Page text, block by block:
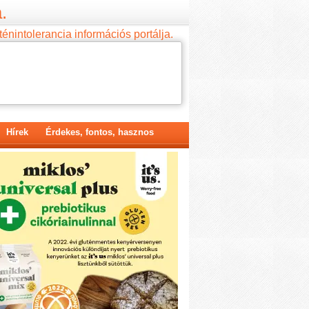
információs portálja.
Hírek Érdekes, fontos, hasznos